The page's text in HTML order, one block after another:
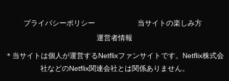
プライバシーポリシー
当サイトの楽しみ方
運営者情報
＊当サイトは個人が運営するNetflixファンサイトです。Netflix株式会
社などのNetflix関連会社とは関係ありません。